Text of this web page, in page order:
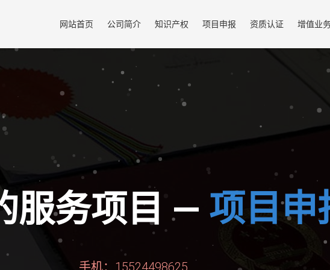
网站首页 公司简介 知识产权 项目申报 资质认证 增值业
服务项目 — 资质认
手机：15524498625